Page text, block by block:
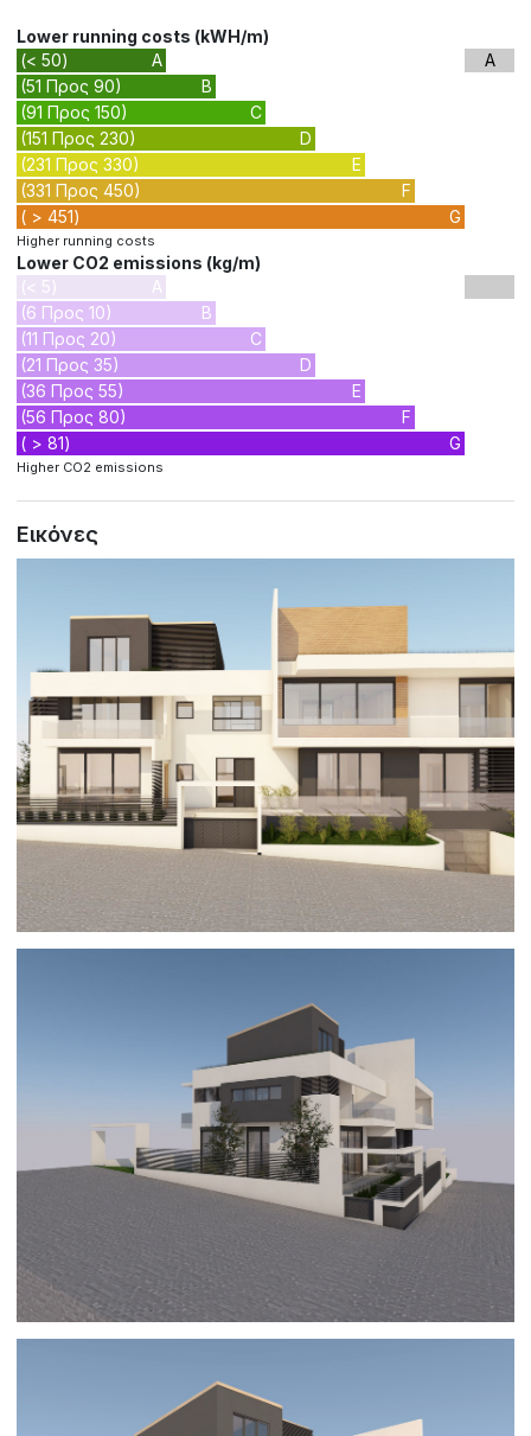
Lower running costs (kWH/m)
(< 50)
A
(51 Προς 90)
B
(91 Προς 150)
C
(151 Προς 230)
D
(231 Προς 330)
E
(331 Προς 450)
F
( > 451)
G
A
Higher running costs
Lower CO2 emissions (kg/m)
(< 5)
A
(6 Προς 10)
B
(11 Προς 20)
C
(21 Προς 35)
D
(36 Προς 55)
E
(56 Προς 80)
F
( > 81)
G
Higher CO2 emissions
Εικόνες